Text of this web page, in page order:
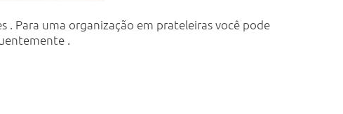
. Para uma organização em prateleiras você pode
.